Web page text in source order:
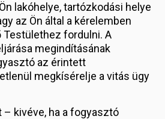
lakóhelye, tartózkodási helye
az Ön által a kérelemben
fordulni. A
megindításának
az érintett
megkísérelje a vitás ügy
kivéve, ha a fogyasztó